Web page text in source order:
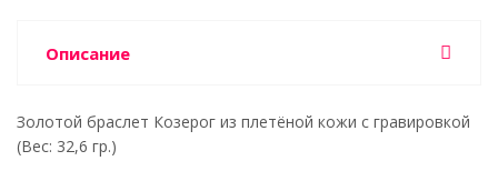
Описание
Золотой браслет Козерог из плетёной кожи с гравировкой
(Вес: 32,6 гр.)